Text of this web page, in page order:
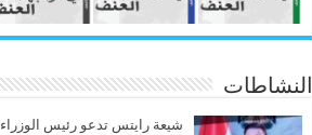
النشاطات
شيعة رايتس تدعو رئيس الوزراء